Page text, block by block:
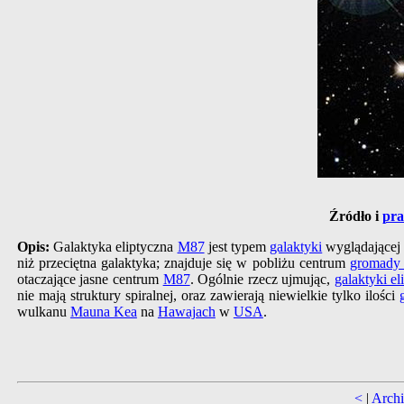
Źródło i
Opis:Galaktyka eliptyczna M87jest typem galaktyki wyglądającej
niż przeciętna galaktyka; znajduje się w pobliżu centrum
otaczające jasne centrum M87. Ogólnie rzecz ujmując, galaktyki
nie mają struktury spiralnej, oraz zawierają niewielkie tylko ilości
wulkanu Mauna Kea na Hawajach w USA.
<|